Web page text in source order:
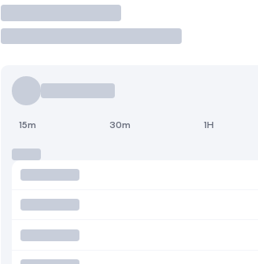
Operar
15m 30m 1H